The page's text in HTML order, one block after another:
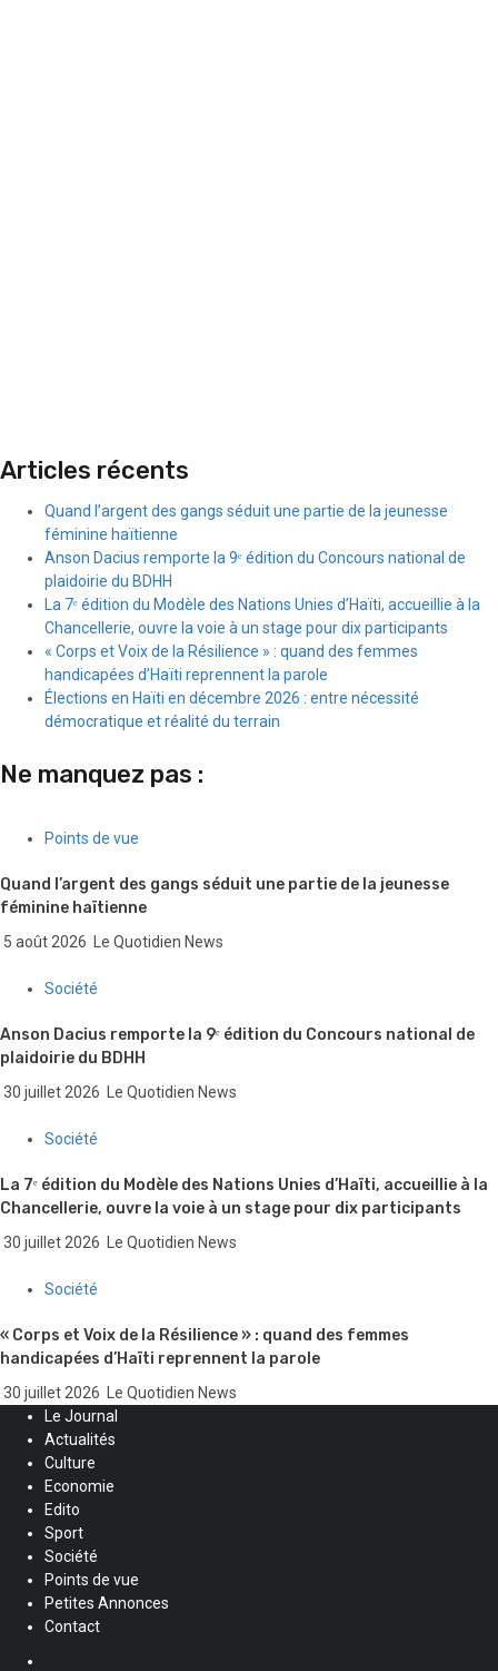
Articles récents
Quand l’argent des gangs séduit une partie de la jeunesse
féminine haïtienne
Anson Dacius remporte la 9ᵉ édition du Concours national de
plaidoirie du BDHH
La 7ᵉ édition du Modèle des Nations Unies d’Haïti, accueillie à la
Chancellerie, ouvre la voie à un stage pour dix participants
« Corps et Voix de la Résilience » : quand des femmes
handicapées d’Haïti reprennent la parole
Élections en Haïti en décembre 2026 : entre nécessité
démocratique et réalité du terrain
Ne manquez pas :
Points de vue
Quand l’argent des gangs séduit une partie de la jeunesse
féminine haïtienne
5 août 2026 Le Quotidien News
Société
Anson Dacius remporte la 9ᵉ édition du Concours national de
plaidoirie du BDHH
30 juillet 2026 Le Quotidien News
Société
La 7ᵉ édition du Modèle des Nations Unies d’Haïti, accueillie à la
Chancellerie, ouvre la voie à un stage pour dix participants
30 juillet 2026 Le Quotidien News
Société
« Corps et Voix de la Résilience » : quand des femmes
handicapées d’Haïti reprennent la parole
30 juillet 2026
Le Quotidien News
Le Journal
Actualités
Culture
Economie
Edito
Sport
Société
Points de vue
Petites Annonces
Contact